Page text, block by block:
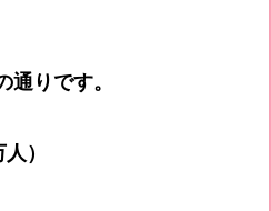
通りです。
）